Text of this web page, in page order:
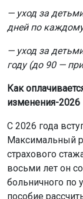
— уход за
дней по
— уход за
году (до 90 —
Как
изменения-2026
С 2026 года
Максимальный
страхового
восьми лет он
больничного по
пособие